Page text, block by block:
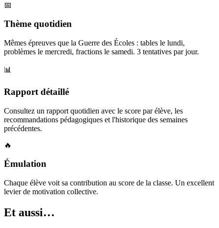
📅
Thème quotidien
Mêmes épreuves que la Guerre des Écoles : tables le lundi,
problèmes le mercredi, fractions le samedi. 3 tentatives par jour.
📊
Rapport détaillé
Consultez un rapport quotidien avec le score par élève, les
recommandations pédagogiques et l'historique des semaines
précédentes.
🔥
Émulation
Chaque élève voit sa contribution au score de la classe. Un excellent
levier de motivation collective.
Et aussi…